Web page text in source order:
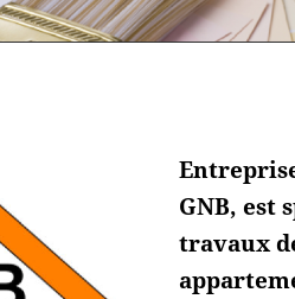
GNB, est
travaux